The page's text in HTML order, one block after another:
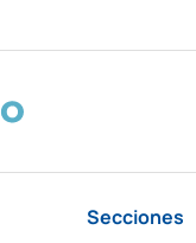
Secciones